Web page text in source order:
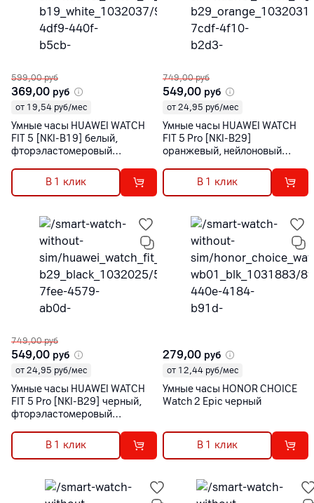
599,00 руб
369,00 руб
от 19,54 руб/мес
Умные часы HUAWEI WATCH
FIT 5 [NKI-B19] белый,
фторэластомеровый
В 1 клик
749,00 руб
549,00 руб
от 24,95 руб/мес
Умные часы HUAWEI WATCH
FIT 5 Pro [NKI-B29]
оранжевый, нейлоновый
В 1 клик
749,00 руб
549,00 руб
от 24,95 руб/мес
Умные часы HUAWEI WATCH
FIT 5 Pro [NKI-B29] черный,
фторэластомеровый
В 1 клик
279,00 руб
от 12,44 руб/мес
Умные часы HONOR CHOICE
Watch 2 Epic черный
В 1 клик